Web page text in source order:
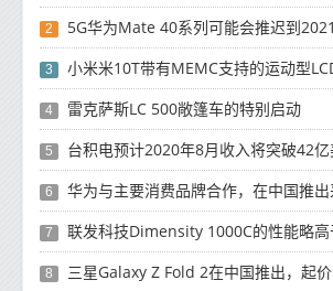
2 5G华为Mate 40系列可能会推迟到
3 小米米10T带有MEMC支持的运动型
4 雷克萨斯LC 500敞篷车的特别启动
5 台积电预计2020年8月收入将突破42
6 华为与主要消费品牌合作，在中国推出采用
7 联发科技Dimensity 1000C的性能略高于
8 三星Galaxy Z Fold 2在中国推出，起